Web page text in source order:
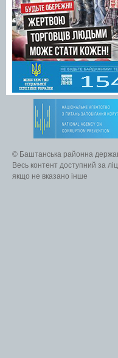
© Баштанська районна
Весь контент доступний за
якщо не вказано інше